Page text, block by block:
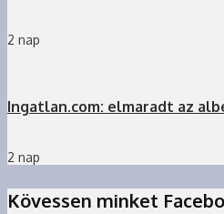
2 nap
Ingatlan.com: elmaradt az
2 nap
Kövessen minket